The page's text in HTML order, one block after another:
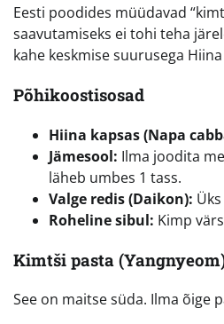
Eesti poodides müüdavad
saavutamiseks ei tohi teha
kahe keskmise suurusega
Põhikoostisosad
Hiina kapsas (Napa
Jämesool: Ilma joodita
läheb umbes 1 tass.
Valge redis (Daikon):
Roheline sibul: Kimp
Kimtši pasta
See on maitse süda. Ilma õige